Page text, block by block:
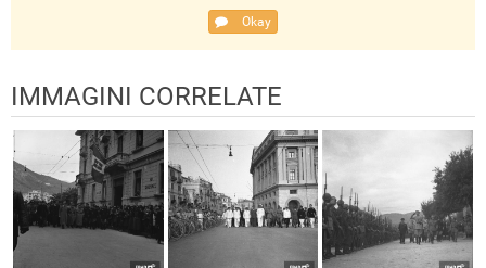
Okay
IMMAGINI CORRELATE